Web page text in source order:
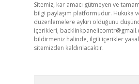
Sitemiz, kar amacı gütmeyen ve
bilgi paylaşım platformudur. Hukuka
düzenlemelere aykırı olduğunu
içerikleri,
bildirmeniz halinde, ilgili içerikler
sitemizden kaldırılacaktır.